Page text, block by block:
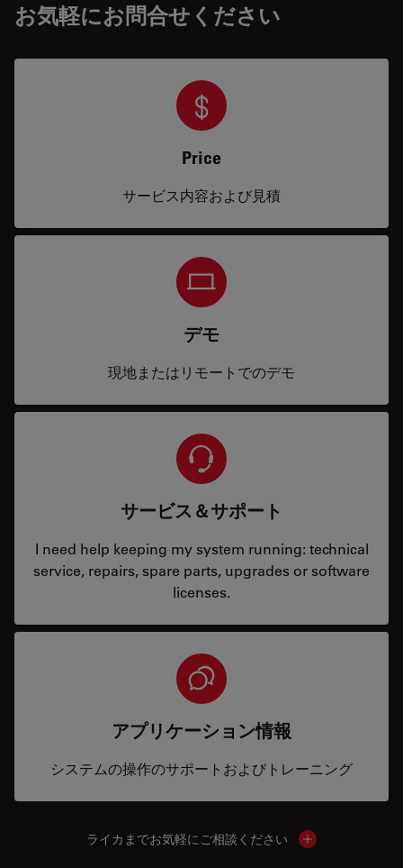
お気軽にお問合せください
Price
サービス内容および見積
デモ
現地またはリモートでのデモ
サービス＆サポート
I need help keeping my system running: technical
service, repairs, spare parts, upgrades or software
licenses.
アプリケーション情報
システムの操作のサポートおよびトレーニング
ライカまでお気軽にご相談ください Show local